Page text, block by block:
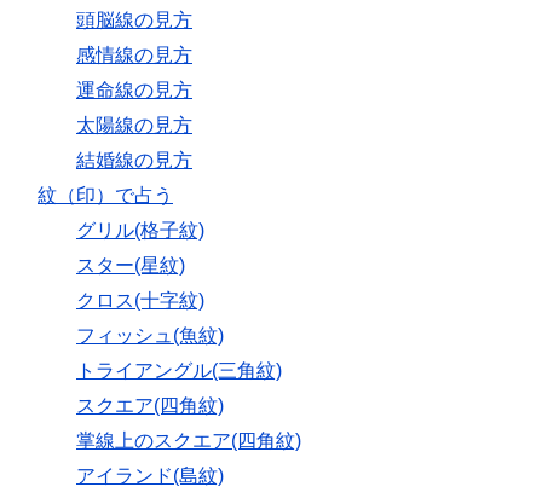
頭脳線の見方
感情線の見方
運命線の見方
太陽線の見方
結婚線の見方
紋（印）で占う
グリル(格子紋)
スター(星紋)
クロス(十字紋)
フィッシュ(魚紋)
トライアングル(三角紋)
スクエア(四角紋)
掌線上のスクエア(四角紋)
アイランド(島紋)